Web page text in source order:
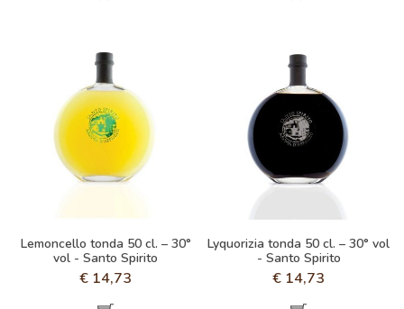
Lemoncello tonda 50 cl. – 30°
vol - Santo Spirito
€ 14,73
Lyquorizia tonda 50 cl. – 30° vol
- Santo Spirito
€ 14,73